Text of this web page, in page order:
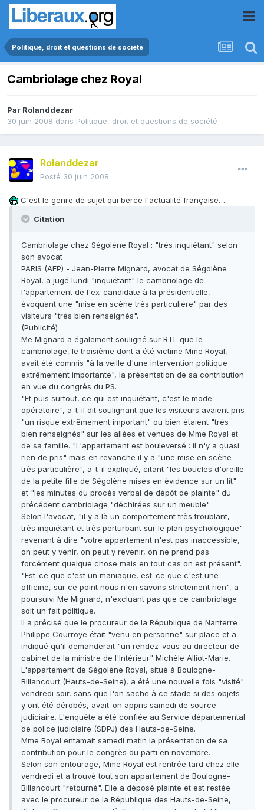
Politique, droit et questions de société
Cambriolage chez Royal
Par Rolanddezar
30 juin 2008 dans Politique, droit et questions de société
Rolanddezar
Posté 30 juin 2008
C'est le genre de sujet qui berce l'actualité française…
Citation
Cambriolage chez Ségolène Royal : "très inquiétant" selon
son avocat
PARIS (AFP) - Jean-Pierre Mignard, avocat de Ségolène
Royal, a jugé lundi "inquiétant" le cambriolage de
l'appartement de l'ex-candidate à la présidentielle,
évoquant une "mise en scène très particulière" par des
visiteurs "très bien renseignés".
(Publicité)
Me Mignard a également souligné sur RTL que le
cambriolage, le troisième dont a été victime Mme Royal,
avait été commis "à la veille d'une intervention politique
extrêmement importante", la présentation de sa contribution
en vue du congrès du PS.
"Et puis surtout, ce qui est inquiétant, c'est le mode
opératoire", a-t-il dit soulignant que les visiteurs avaient pris
"un risque extrêmement important" ou bien étaient "très
bien renseignés" sur les allées et venues de Mme Royal et
de sa famille. "L'appartement est bouleversé : il n'y a quasi
rien de pris" mais en revanche il y a "une mise en scène
très particulière", a-t-il expliqué, citant "les boucles d'oreille
de la petite fille de Ségolène mises en évidence sur un lit"
et "les minutes du procès verbal de dépôt de plainte" du
précédent cambriolage "déchirées sur un meuble".
Selon l'avocat, "il y a là un comportement très troublant,
très inquiétant et très perturbant sur le plan psychologique"
revenant à dire "votre appartement n'est pas inaccessible,
on peut y venir, on peut y revenir, on ne prend pas
forcément quelque chose mais en tout cas on est présent".
"Est-ce que c'est un maniaque, est-ce que c'est une
officine, sur ce point nous n'en savons strictement rien", a
poursuivi Me Mignard, n'excluant pas que ce cambriolage
soit un fait politique.
Il a précisé que le procureur de la République de Nanterre
Philippe Courroye était "venu en personne" sur place et a
indiqué qu'il demanderait "un rendez-vous au directeur de
cabinet de la ministre de l'Intérieur" Michèle Alliot-Marie.
L'appartement de Ségolène Royal, situé à Boulogne-
Billancourt (Hauts-de-Seine), a été une nouvelle fois "visité"
vendredi soir, sans que l'on sache à ce stade si des objets
y ont été dérobés, avait-on appris samedi de source
judiciaire. L'enquête a été confiée au Service départemental
de police judiciaire (SDPJ) des Hauts-de-Seine.
Mme Royal entamait samedi matin la présentation de sa
contribution pour le congrès du parti en novembre.
Selon son entourage, Mme Royal est rentrée tard chez elle
vendredi et a trouvé tout son appartement de Boulogne-
Billancourt "retourné". Elle a déposé plainte et est restée
avec le procureur de la République des Hauts-de-Seine,